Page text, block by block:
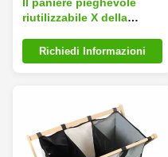
riutilizzabile X della
di bambù modella il
panno staccabile di
Richiedi Informazioni